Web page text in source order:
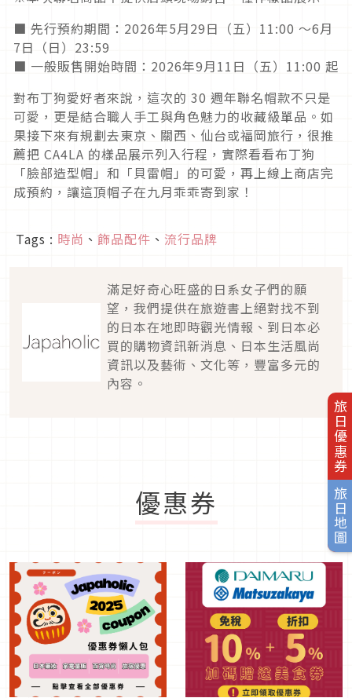
旅日優惠券
旅日地圖
■ 先行預約期間：2026年5月29日（五）11:00 ～6月
7日（日）23:59
■ 一般販售開始時間：2026年9月11日（五）11:00 起
對布丁狗愛好者來說，這次的 30 週年聯名帽款不只是
可愛，更是結合職人手工與角色魅力的收藏級單品。如
果接下來有規劃去東京、關西、仙台或福岡旅行，很推
薦把 CA4LA 的樣品展示列入行程，實際看看布丁狗
「臉部造型帽」和「貝雷帽」的可愛，再上線上商店完
成預約，讓這頂帽子在九月乖乖寄到家！
Tags : 時尚 、 飾品配件 、 流行品牌
滿足好奇心旺盛的日系女子們的願
望，我們提供在旅遊書上絕對找不到
的日本在地即時觀光情報、到日本必
買的購物資訊新消息、日本生活風尚
資訊以及藝術、文化等，豐富多元的
內容。
優惠券